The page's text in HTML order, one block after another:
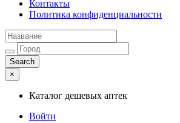
Контакты
Политика конфиденциальности
×
Каталог дешевых аптек
Войти